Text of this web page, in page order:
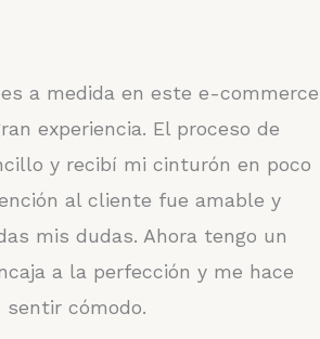
a medida en este e-commerce
experiencia. El proceso de
y recibí mi cinturón en poco
al cliente fue amable y
mis dudas. Ahora tengo un
a la perfección y me hace
sentir cómodo.